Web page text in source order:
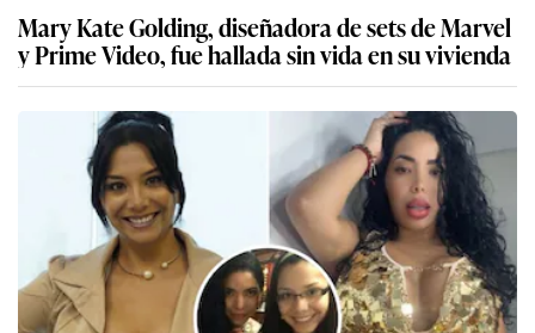
Mary Kate Golding, diseñadora de sets de Marvel
y Prime Video, fue hallada sin vida en su vivienda